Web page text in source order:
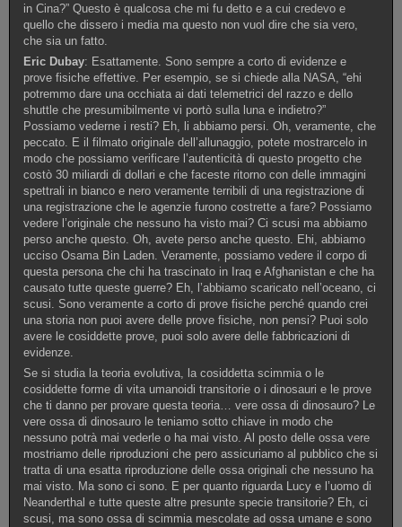
in Cina?” Questo è qualcosa che mi fu detto e a cui credevo e
quello che dissero i media ma questo non vuol dire che sia vero,
che sia un fatto.
Eric Dubay: Esattamente. Sono sempre a corto di evidenze e
prove fisiche effettive. Per esempio, se si chiede alla NASA, “ehi
potremmo dare una occhiata ai dati telemetrici del razzo e dello
shuttle che presumibilmente vi portò sulla luna e indietro?”
Possiamo vederne i resti? Eh, li abbiamo persi. Oh, veramente, che
peccato. E il filmato originale dell’allunaggio, potete mostrarcelo in
modo che possiamo verificare l’autenticità di questo progetto che
costò 30 miliardi di dollari e che faceste ritorno con delle immagini
spettrali in bianco e nero veramente terribili di una registrazione di
una registrazione che le agenzie furono costrette a fare? Possiamo
vedere l’originale che nessuno ha visto mai? Ci scusi ma abbiamo
perso anche questo. Oh, avete perso anche questo. Ehi, abbiamo
ucciso Osama Bin Laden. Veramente, possiamo vedere il corpo di
questa persona che chi ha trascinato in Iraq e Afghanistan e che ha
causato tutte queste guerre? Eh, l’abbiamo scaricato nell’oceano, ci
scusi. Sono veramente a corto di prove fisiche perché quando crei
una storia non puoi avere delle prove fisiche, non pensi? Puoi solo
avere le cosiddette prove, puoi solo avere delle fabbricazioni di
evidenze.
Se si studia la teoria evolutiva, la cosiddetta scimmia o le
cosiddette forme di vita umanoidi transitorie o i dinosauri e le prove
che ti danno per provare questa teoria… vere ossa di dinosauro? Le
vere ossa di dinosauro le teniamo sotto chiave in modo che
nessuno potrà mai vederle o ha mai visto. Al posto delle ossa vere
mostriamo delle riproduzioni che pero assicuriamo al pubblico che si
tratta di una esatta riproduzione delle ossa originali che nessuno ha
mai visto. Ma sono ci sono. E per quanto riguarda Lucy e l’uomo di
Neanderthal e tutte queste altre presunte specie transitorie? Eh, ci
scusi, ma sono ossa di scimmia mescolate ad ossa umane e sono